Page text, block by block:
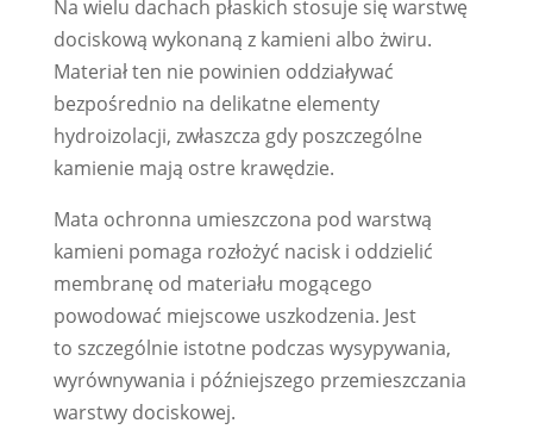
Na wielu dachach płaskich stosuje się warstwę
dociskową wykonaną z kamieni albo żwiru.
Materiał ten nie powinien oddziaływać
bezpośrednio na delikatne elementy
hydroizolacji, zwłaszcza gdy poszczególne
kamienie mają ostre krawędzie.
Mata ochronna umieszczona pod warstwą
kamieni pomaga rozłożyć nacisk i oddzielić
membranę od materiału mogącego
powodować miejscowe uszkodzenia. Jest
to szczególnie istotne podczas wysypywania,
wyrównywania i późniejszego przemieszczania
warstwy dociskowej.